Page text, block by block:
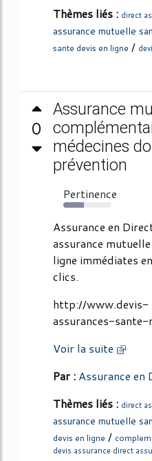
Thèmes liés : direct
assurance mutuelle
sante devis en ligne /
0
Assurance
médecines
prévention
Pertinence
43%
Assurance en
assurance
ligne immédiates
clics.
http://www.devis-
assurances-
Voir la suite
Par : Assurance en
Thèmes liés : direct
assurance mutuelle
devis en ligne /
devis assurance direct